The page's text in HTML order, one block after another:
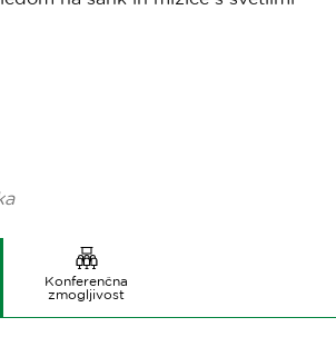
Konferenčna
zmogljivost